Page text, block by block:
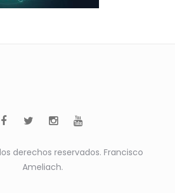
derechos reservados. Francisco
Ameliach.